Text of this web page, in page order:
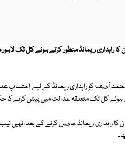
ریمانڈ منظور کرتے ہوئے کل تک
محمد آصف کو راہداری ریمانڈ کے لیے
ہوئے کل تک متعلقہ عدالت میں پیش کرنے کا
راہداری ریمانڈ حاصل کرنے کے بعد انہیں